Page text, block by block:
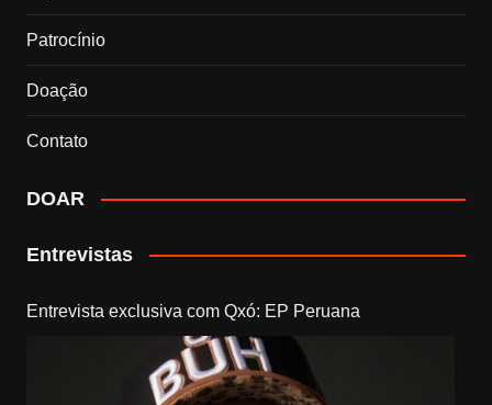
Patrocínio
Doação
Contato
DOAR
Entrevistas
Entrevista exclusiva com Qxó: EP Peruana